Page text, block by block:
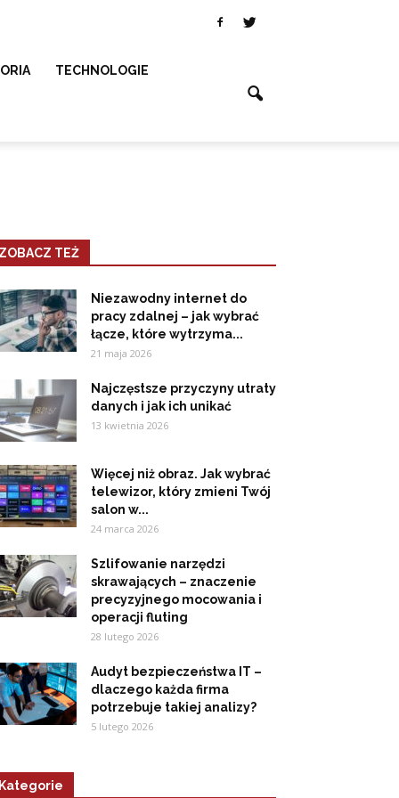
TECHNOLOGIE
ZOBACZ TEŻ
Niezawodny internet do
pracy zdalnej – jak wybrać
łącze, które wytrzyma...
21 maja 2026
Najczęstsze przyczyny utraty
danych i jak ich unikać
13 kwietnia 2026
Więcej niż obraz. Jak wybrać
telewizor, który zmieni Twój
salon w...
24 marca 2026
Szlifowanie narzędzi
skrawających – znaczenie
precyzyjnego mocowania i
operacji fluting
28 lutego 2026
Audyt bezpieczeństwa IT –
dlaczego każda firma
potrzebuje takiej analizy?
5 lutego 2026
Kategorie